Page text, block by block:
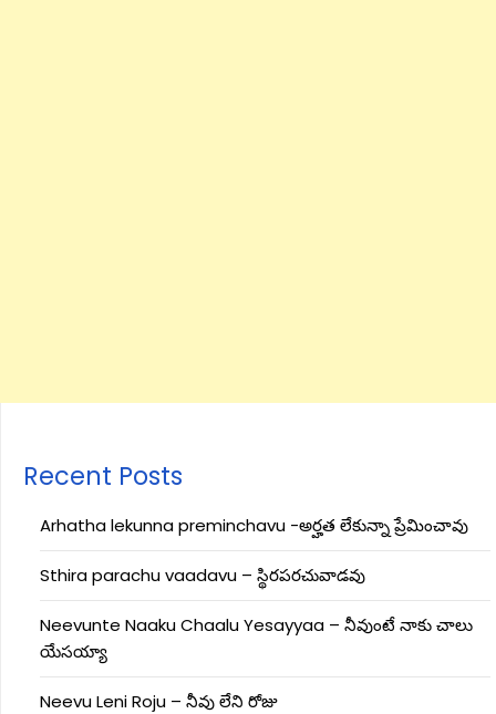
Recent Posts
Arhatha lekunna preminchavu -అర్హత లేకున్నా ప్రేమించావు
Sthira parachu vaadavu – స్థిరపరచువాడవు
Neevunte Naaku Chaalu Yesayyaa – నీవుంటే నాకు చాలు
యేసయ్యా
Neevu Leni Roju – నీవు లేని రోజు